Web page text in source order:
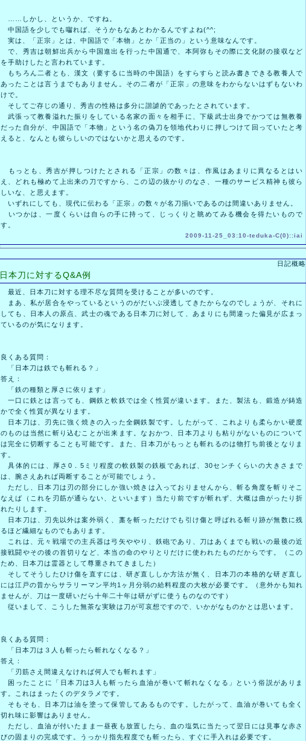
……しかし、というか、ですね。
中国語を少しでも囓れば、そうかもなあとわかるんですよね(^^;
実は、「正宗」とは、中国語で「本物」とか「正当の」という意味なんです。
で、秀吉は朝鮮出兵から中国進出を行った中国通で、本阿弥もその際に文化財の接収など
を手助けしたと言われています。
もちろん二者とも、漢文（要するに当時の中国語）をすらすらと読み書きできる教養人で
あったことは言うまでもありません。その二者が「正宗」の意味をわからないはずもないわ
けで。
そしてご存じの通り、秀吉の性格は多分に諧謔的であったとされています。
武張って教養溢れた振りをしている名家の面々を相手に、下級武士出身でかつては無教養
だった自分が、中国語で「本物」という名の偽刀を領地代わりに押しつけて回っていたと考
えると、なんとも彼らしいのではないかと思えるのです。
もっとも、秀吉が押しつけたとされる「正宗」の数々は、作風はあまりに異なるとはい
え、どれも極めて上出来の刀ですから、この辺の抜かりのなさ、一種のサービス精神も彼ら
しいな、と思えます。
いずれにしても、現代に伝わる「正宗」の数々が名刀揃いであるのは間違いありません。
いつかは、一度くらいは自らの手に持って、じっくりと眺めてみる機会を得たいもので
す。
2009-11-25_03:10-teduka-C(0)::iai
日記概略
日本刀に対するQ&A例
最近、日本刀に対する理不尽な質問を受けることが多いのです。
まあ、私が居合をやっているというのがだいぶ浸透してきたからなのでしょうが、それに
しても、日本人の原点、武士の魂である日本刀に対して、あまりにも間違った偏見が広まっ
ているのが気になります。
良くある質問：
「日本刀は鉄でも斬れる？」
答え：
「鉄の種類と厚さに依ります」
一口に鉄とは言っても、鋼鉄と軟鉄では全く性質が違います。また、製法も、鍛造が鋳造
かで全く性質が異なります。
日本刀は、刃先に強く焼きの入った全鋼鉄製です。したがって、これよりも柔らかい硬度
のものは当然に斬り込むことが出来ます。なおかつ、日本刀よりも粘りがないものについて
は完全に切断することも可能です。また、日本刀がもっとも斬れるのは物打ち前後となりま
す。
具体的には、厚さ0．5ミリ程度の軟鉄製の鉄板であれば、30センチくらいの大きさまで
は、腕さえあれば両断することが可能でしょう。
ただし、日本刀は刃の部分にしか強い焼きは入っておりませんから、斬る角度を斬りそこ
なえば（これを刃筋が通らない、といいます）当たり前ですが斬れず、大概は曲がったり折
れたりします。
日本刀は、刃先以外は案外弱く、藁を斬っただけでも引け傷と呼ばれる斬り跡が無数に残
るほど繊細なものでもあります。
これは、元々戦場での主兵器は弓矢ややり、鉄砲であり、刀はあくまでも戦いの最後の近
接戦闘やその後の首切りなど、本当の命のやりとりだけに使われたものだからです。（この
ため、日本刀は霊器として尊重されてきました）
そしてそうしたひけ傷を直すには、研ぎ直ししか方法が無く、日本刀の本格的な研ぎ直し
には江戸の昔からサラリーマン平均1ヶ月分弱の給料程度の大枚が必要です。（意外かも知れ
ませんが、刀は一度研いだら十年二十年は研がずに使うものなのです）
従いまして、こうした無茶な実験は刀が可哀想ですので、いかがなものかとは思います。
良くある質問：
「日本刀は３人も斬ったら斬れなくなる？」
答え：
「刃筋さえ間違えなければ何人でも斬れます」
困ったことに「日本刀は3人も斬ったら血油が巻いて斬れなくなる」という俗説がありま
す。これはまったくのデタラメです。
そもそも、日本刀は油を塗って保管してあるものです。したがって、血油が巻いても全く
切れ味に影響はありません。
ただし、血油が付いたまま一昼夜も放置したら、血の塩気に当たって翌日には見事な赤さ
びの固まりの完成です。うっかり指先程度でも斬ったら、すぐに手入れは必要です。